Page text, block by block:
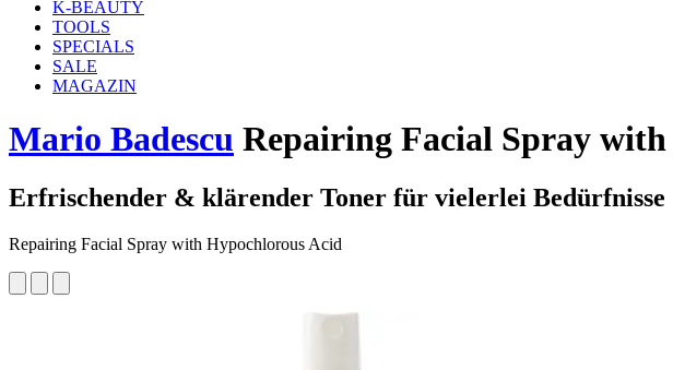
K-BEAUTY
TOOLS
SPECIALS
SALE
MAGAZIN
Mario Badescu Repairing Facial Spray
Erfrischender & klärender Toner für vielerlei Bedürfnisse
Repairing Facial Spray with Hypochlorous Acid